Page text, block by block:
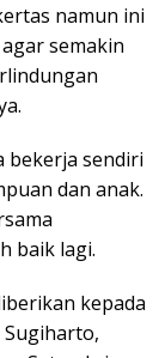
namun ini
semakin
bekerja sendiri
dan anak.
baik lagi.
kepada
Sugiharto,